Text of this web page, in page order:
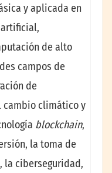
y aplicada en
de alto
campos de
de
cambio climático y
blockchain,
la toma de
la ciberseguridad,